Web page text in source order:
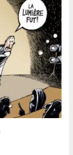
de foot